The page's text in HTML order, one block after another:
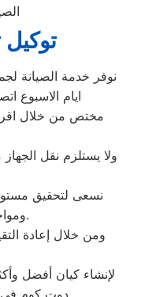
نوفر خدمة الصيانة
ايام الاسبوع
مختص من خلال
ولا يستلزم نقل
نسعى لتحقيق
ومواجة طريقة تفكيرنا دائمًا.
ومن خلال إعادة
لإنشاء كيان أفضل
دوت كوم في تقدم وتطور في اتجاهات جديدة .